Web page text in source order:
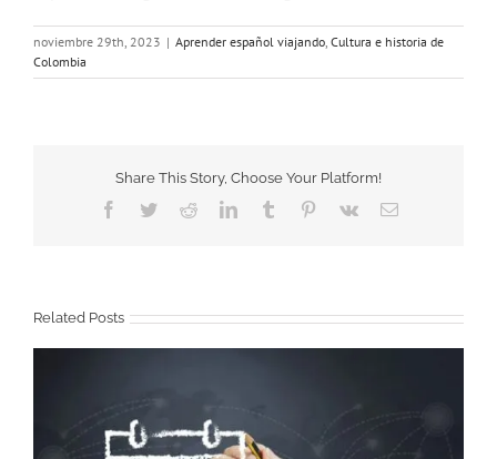
noviembre 29th, 2023 | Aprender español viajando Cultura e historia de
Colombia
Share This Story, Choose Your Platform!
Facebook
TwitterRedditLinkedInTumblr Pinterest
Vk Email
Related Posts